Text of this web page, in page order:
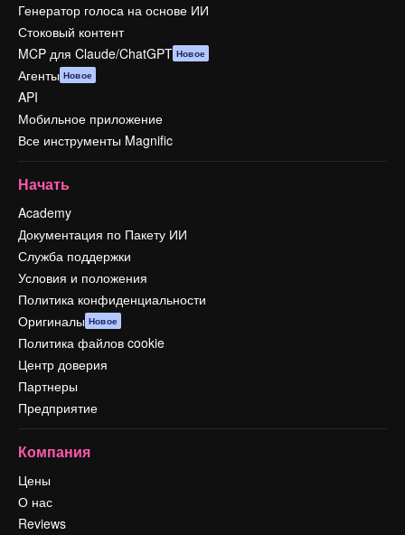
Генератор голоса на основе ИИ
Стоковый контент
MCP для Claude/ChatGPT Новое
Агенты Новое
API
Мобильное приложение
Все инструменты Magnific
Начать
Academy
Документация по Пакету ИИ
Служба поддержки
Условия и положения
Политика конфиденциальности
Оригиналы Новое
Политика файлов cookie
Центр доверия
Партнеры
Предприятие
Компания
Цены
О нас
Reviews